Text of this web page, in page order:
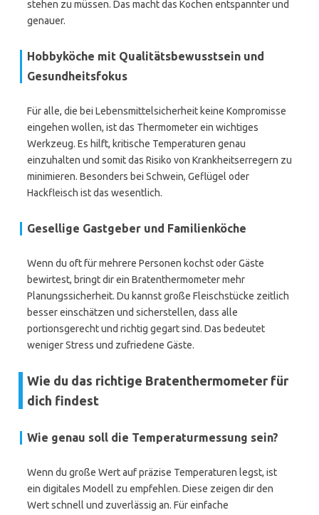
stehen zu müssen. Das macht das Kochen entspannter und
genauer.
Hobbyköche mit Qualitätsbewusstsein und
Gesundheitsfokus
Für alle, die bei Lebensmittelsicherheit keine Kompromisse
eingehen wollen, ist das Thermometer ein wichtiges
Werkzeug. Es hilft, kritische Temperaturen genau
einzuhalten und somit das Risiko von Krankheitserregern zu
minimieren. Besonders bei Schwein, Geflügel oder
Hackfleisch ist das wesentlich.
Gesellige Gastgeber und Familienköche
Wenn du oft für mehrere Personen kochst oder Gäste
bewirtest, bringt dir ein Bratenthermometer mehr
Planungssicherheit. Du kannst große Fleischstücke zeitlich
besser einschätzen und sicherstellen, dass alle
portionsgerecht und richtig gegart sind. Das bedeutet
weniger Stress und zufriedene Gäste.
Wie du das richtige Bratenthermometer für
dich findest
Wie genau soll die Temperaturmessung sein?
Wenn du große Wert auf präzise Temperaturen legst, ist
ein digitales Modell zu empfehlen. Diese zeigen dir den
Wert schnell und zuverlässig an. Für einfache